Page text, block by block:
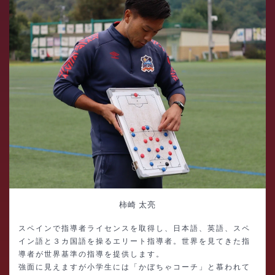
柿崎 太亮
スペインで指導者ライセンスを取得し、日本語、英語、スペ
イン語と３カ国語を操るエリート指導者。世界を見てきた指
導者が世界基準の指導を提供します。
強面に見えますが小学生には「かぼちゃコーチ」と慕われて